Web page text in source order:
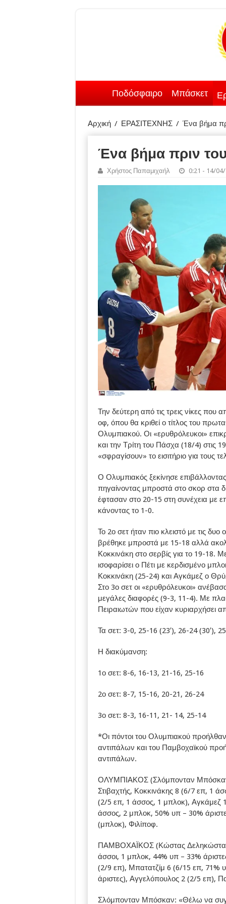
Ποδόσφαιρο Μπάσκετ
Αρχική / ΕΡΑΣΙΤΕΧΝΗΣ / Ένα βήμα
Ένα βήμα πριν
Χρήστος Παπαμιχαήλ 0:21 - 14/
Την δεύτερη από τις τρεις νίκες που
οφ, όπου θα κριθεί ο τίτλος του
Ολυμπιακού. Οι «ερυθρόλευκοι»
και την Τρίτη του Πάσχα (18/4) στις
«σφραγίσουν» το εισιτήριο για τους
Ο Ολυμπιακός ξεκίνησε
πηγαίνοντας μπροστά στο σκορ στα
έφτασαν στο 20-15 στη συνέχεια με
κάνοντας το 1-0.
Το 2ο σετ ήταν πιο κλειστό με τις
βρέθηκε μπροστά με 15-18 αλλά
Κοκκινάκη στο σερβίς για το 19-18.
ισοφαρίσει ο Πέτι με κερδισμένο
Κοκκινάκη (25-24) και Αγκάμεζ ο
Στο 3ο σετ οι «ερυθρόλευκοι»
μεγάλες διαφορές (9-3, 11-4). Με
Πειραιωτών που είχαν κυριαρχήσει
Τα σετ: 3-0, 25-16 (23′), 26-24 (30′),
Η διακύμανση:
1ο σετ: 8-6, 16-13, 21-16, 25-16
2ο σετ: 8-7, 15-16, 20-21, 26-24
3ο σετ: 8-3, 16-11, 21- 14, 25-14
*Οι πόντοι του Ολυμπιακού
αντιπάλων και του Παμβοχαϊκού
αντιπάλων.
ΟΛΥΜΠΙΑΚΟΣ (Σλόμπονταν
Στιβαχτής, Κοκκινάκης 8 (6/7 επ, 1
(2/5 επ, 1 άσσος, 1 μπλοκ), Αγκάμεζ
άσσος, 2 μπλοκ, 50% υπ – 30%
(μπλοκ), Φιλίποφ.
ΠΑΜΒΟΧΑΪΚΟΣ (Κώστας
άσσοι, 1 μπλοκ, 44% υπ – 33%
(2/9 επ), Μπατατζίμ 6 (6/15 επ, 71%
άριστες), Αγγελόπουλος 2 (2/5 επ),
Σλόμπονταν Μπόσκαν: «Θέλω να